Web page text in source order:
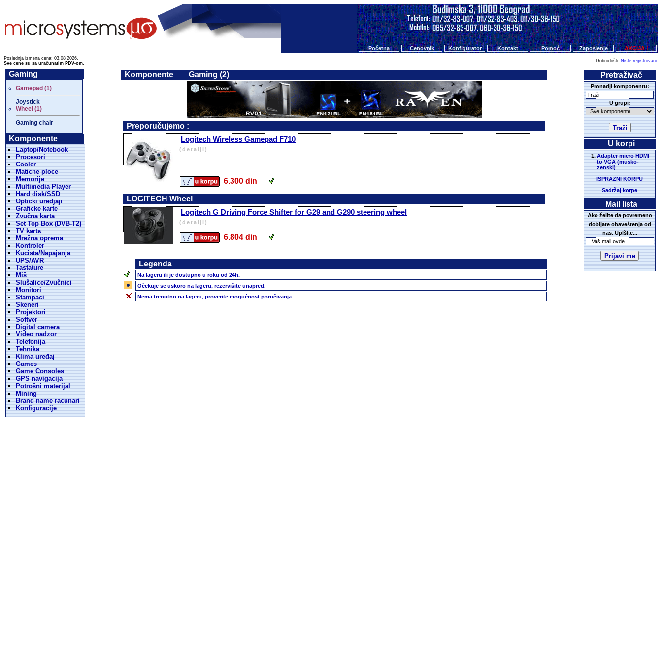
Početna Cenovnik Konfigurator Kontakt Pomoć Zaposlenje AKCIJA !
Poslednja izmena cena: 03.08.2026.
Sve cene su sa uračunatim PDV-om.
Dobrodošli. Niste registrovani.
Gaming
Gamepad (1)
Joystick
Wheel (1)
Gaming chair
Komponente
Laptop/Notebook
Procesori
Cooler
Maticne ploce
Memorije
Multimedia Player
Hard disk/SSD
Opticki uredjaji
Graficke karte
Zvučna karta
Set Top Box (DVB-T2)
TV karta
Mrežna oprema
Kontroler
Kucista/Napajanja
UPS/AVR
Tastature
Miš
Slušalice/Zvučnici
Monitori
Stampaci
Skeneri
Projektori
Softver
Digital camera
Video nadzor
Telefonija
Tehnika
Klima uređaj
Games
Game Consoles
GPS navigacija
Potrošni materijal
Mining
Brand name racunari
Konfiguracije
Komponente Gaming (2)
Preporučujemo :
Logitech Wireless Gamepad F710
(detalji)
6.300 din
LOGITECH Wheel
Logitech G Driving Force Shifter for G29 and G290 steering wheel
(detalji)
6.804 din
Legenda
Na lageru ili je dostupno u roku od 24h.
Očekuje se uskoro na lageru, rezervišite unapred.
Nema trenutno na lageru, proverite mogućnost poručivanja.
Pretraživač
Pronadji komponentu:
U grupi:
U korpi
Adapter micro HDMI
to VGA (musko-
zenski)
ISPRAZNI KORPU
Sadržaj korpe
Mail lista
Ako želite da povremeno
dobijate obaveštenja od
nas. Upišite...